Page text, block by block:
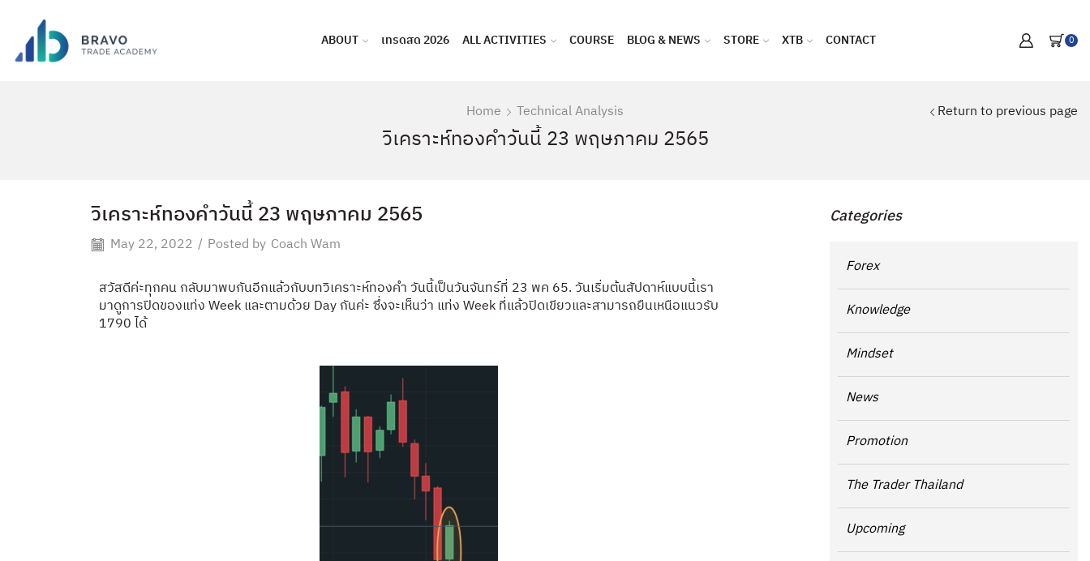
ABOUT เทรดสด 2026 ALL ACTIVITIES COURSE BLOG & NEWS STORE XTB CONTACT 0
Return to previous page
Home Technical Analysis
วิเคราะห์ทองคำวันนี้ 23 พฤษภาคม 2565
วิเคราะห์ทองคำวันนี้ 23 พฤษภาคม 2565
May 22, 2022 / Posted by Coach Wam
สวัสดีค่ะทุกคน กลับมาพบกันอีกแล้วกับบทวิเคราะห์ทองคำ วันนี้เป็นวันจันทร์ที่ 23 พค 65. วันเริ่มต้นสัปดาห์แบบนี้เรา
มาดูการปิดของแท่ง Week และตามด้วย Day กันค่ะ ซึ่งจะเห็นว่า แท่ง Week ที่แล้วปิดเขียวและสามารถยืนเหนือแนวรับ
1790 ได้
Categories
Forex
Knowledge
Mindset
News
Promotion
The Trader Thailand
Upcoming